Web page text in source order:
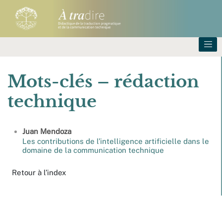
Mots-clés – rédaction
technique
Juan Mendoza
Les contributions de l’intelligence artificielle dans le
domaine de la communication technique
Retour à l’index